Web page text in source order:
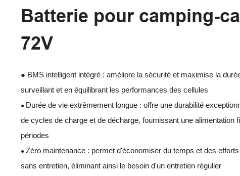
Batterie pour camping-
72V
● BMS intelligent intégré : améliore la sécurité et maximise la
surveillant et en équilibrant les performances des cellules
● Durée de vie extrêmement longue : offre une durabilité
de cycles de charge et de décharge, fournissant une alimentation
périodes
● Zéro maintenance : permet d'économiser du temps et des
sans entretien, éliminant ainsi le besoin d'un entretien régulier